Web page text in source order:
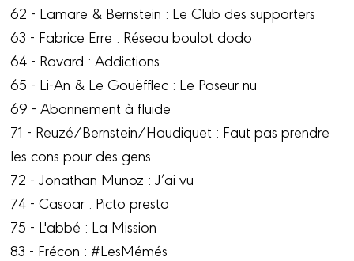
62 - Lamare & Bernstein : Le Club des supporters
63 - Fabrice Erre : Réseau boulot dodo
64 - Ravard : Addictions
65 - Li-An & Le Gouëfflec : Le Poseur nu
69 - Abonnement à fluide
71 - Reuzé/Bernstein/Haudiquet : Faut pas prendre
les cons pour des gens
72 - Jonathan Munoz : J’ai vu
74 - Casoar : Picto presto
75 - L'abbé : La Mission
83 - Frécon : #LesMémés